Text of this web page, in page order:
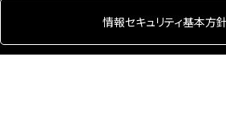
情報セキュリティ基本方針